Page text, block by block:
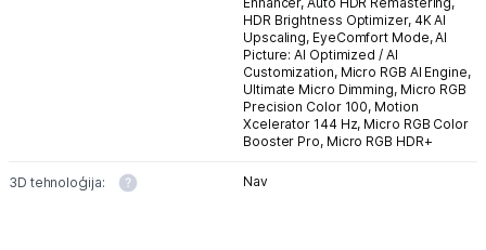
HDR Brightness Optimizer, 4K AI
Upscaling, EyeComfort Mode,AI
Picture: AI Optimized / AI
Customization, Micro RGB AI Engine,
Ultimate Micro Dimming, Micro RGB
Precision Color 100, Motion
Xcelerator 144 Hz, Micro RGB Color
Booster Pro, Micro RGB HDR+
3D tehnoloģija: Nav